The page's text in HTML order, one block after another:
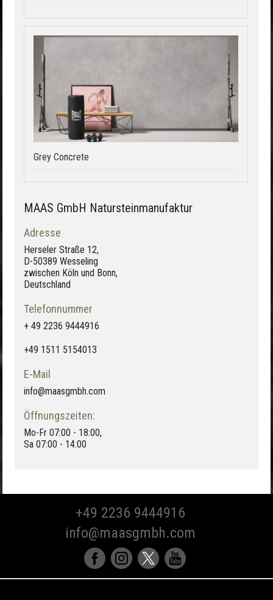
Grey Concrete
MAAS GmbH Natursteinmanufaktur
Adresse
Herseler Straße 12,
D-50389 Wesseling
zwischen Köln und Bonn,
Deutschland
Telefonnummer
+ 49 2236 9444916
+49 1511 5154013
E-Mail
info@maasgmbh.com
Öffnungszeiten:
Mo-Fr 07:00 - 18:00,
Sa 07:00 - 14:00
+49 2236 9444916
info@maasgmbh.com